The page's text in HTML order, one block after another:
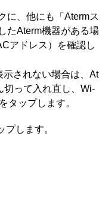
に、他にも「Atermス
たAterm機器がある場
アドレス）を確認し
されない場合は、At
切って入れ直し、Wi-
タップします。
します。